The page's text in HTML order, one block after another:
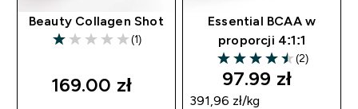
Beauty Collagen Shot
1 out of 5 stars
(1)
169.00 zł‎
Essential BCAA w
proporcji 4:1:1
4.5 out of 5 stars
(2)
97.99 zł‎
391,96 zł‎/kg